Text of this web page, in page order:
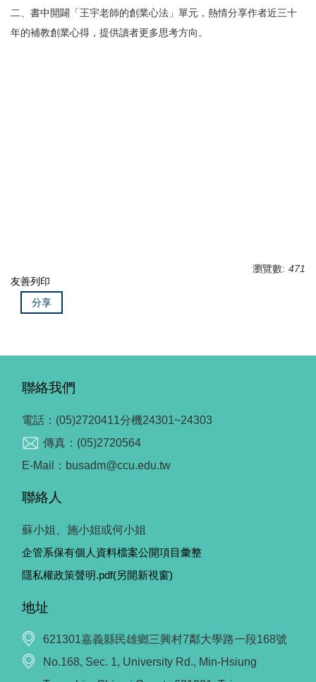
二、書中開闢「王宇老師的創業心法」單元，熱情分享作者近三十
年的補教創業心得，提供讀者更多思考方向。
瀏覽數: 471
友善列印
分享
聯絡我們
電話：(05)2720411分機24301~24303
傳真：(05)2720564
E-Mail：busadm@ccu.edu.tw
聯絡人
蘇小姐、施小姐或何小姐
企管系保有個人資料檔案公開項目彙整
隱私權政策聲明.pdf(另開新視窗)
地址
621301嘉義縣民雄鄉三興村7鄰大學路一段168號
No.168, Sec. 1, University Rd., Min-Hsiung